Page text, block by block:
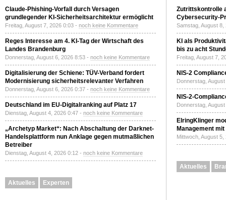
Claude-Phishing-Vorfall durch Versagen
grundlegender KI-Sicherheitsarchitektur ermöglicht
Freitag, August 7, 2026 0:03 - noch keine Kommentare
Reges Interesse am 4. KI-Tag der Wirtschaft des
Landes Brandenburg
Donnerstag, August 6, 2026 8:53 - noch keine Kommentare
Digitalisierung der Schiene: TÜV-Verband fordert
Modernisierung sicherheitsrelevanter Verfahren
Donnerstag, August 6, 2026 0:37 - noch keine Kommentare
Deutschland im EU-Digitalranking auf Platz 17
Dienstag, August 4, 2026 0:47 - noch keine Kommentare
„Archetyp Market“: Nach Abschaltung der Darknet-
Handelsplattform nun Anklage gegen mutmaßlichen
Betreiber
Dienstag, August 4, 2026 0:12 - noch keine Kommentare
Aktuelles Experten
Zutrittskontrolle
Cybersecurity-
Samstag, August
KI als
bis zu acht
Freitag, August 7,
NIS-2
Donnerstag,
NIS-2-
Donnerstag,
ElringKlinger
Management
Mittwoch, August
Aktuelles